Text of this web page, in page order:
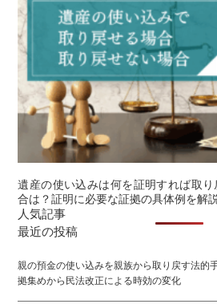
遺産の使い込みは何を証明すれば取
合は？証明に必要な証拠の具体例を解説
人気記事
最近の投稿
親の預金の使い込みを親族から取り戻す法的
拠集めから民法改正による時効の変化